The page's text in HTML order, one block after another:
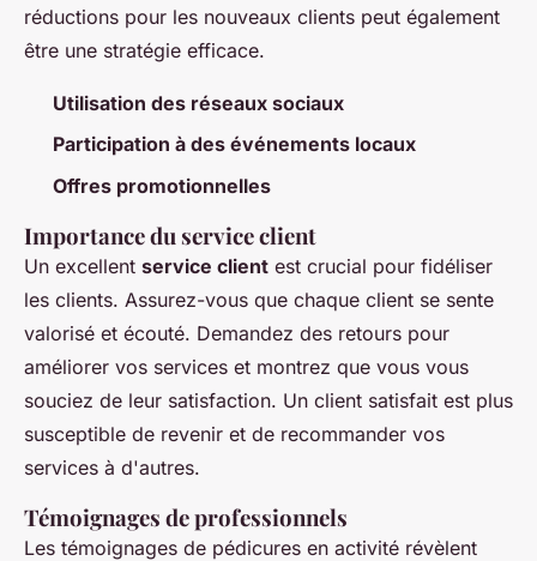
réductions pour les nouveaux clients peut également
être une stratégie efficace.
Utilisation des réseaux sociaux
Participation à des événements locaux
Offres promotionnelles
Importance du service client
Un excellent service client est crucial pour fidéliser
les clients. Assurez-vous que chaque client se sente
valorisé et écouté. Demandez des retours pour
améliorer vos services et montrez que vous vous
souciez de leur satisfaction. Un client satisfait est plus
susceptible de revenir et de recommander vos
services à d'autres.
Témoignages de professionnels
Les témoignages de pédicures en activité révèlent